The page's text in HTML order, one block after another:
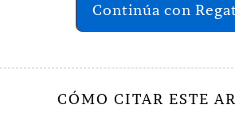
Continúa con
CÓMO CITAR ESTE